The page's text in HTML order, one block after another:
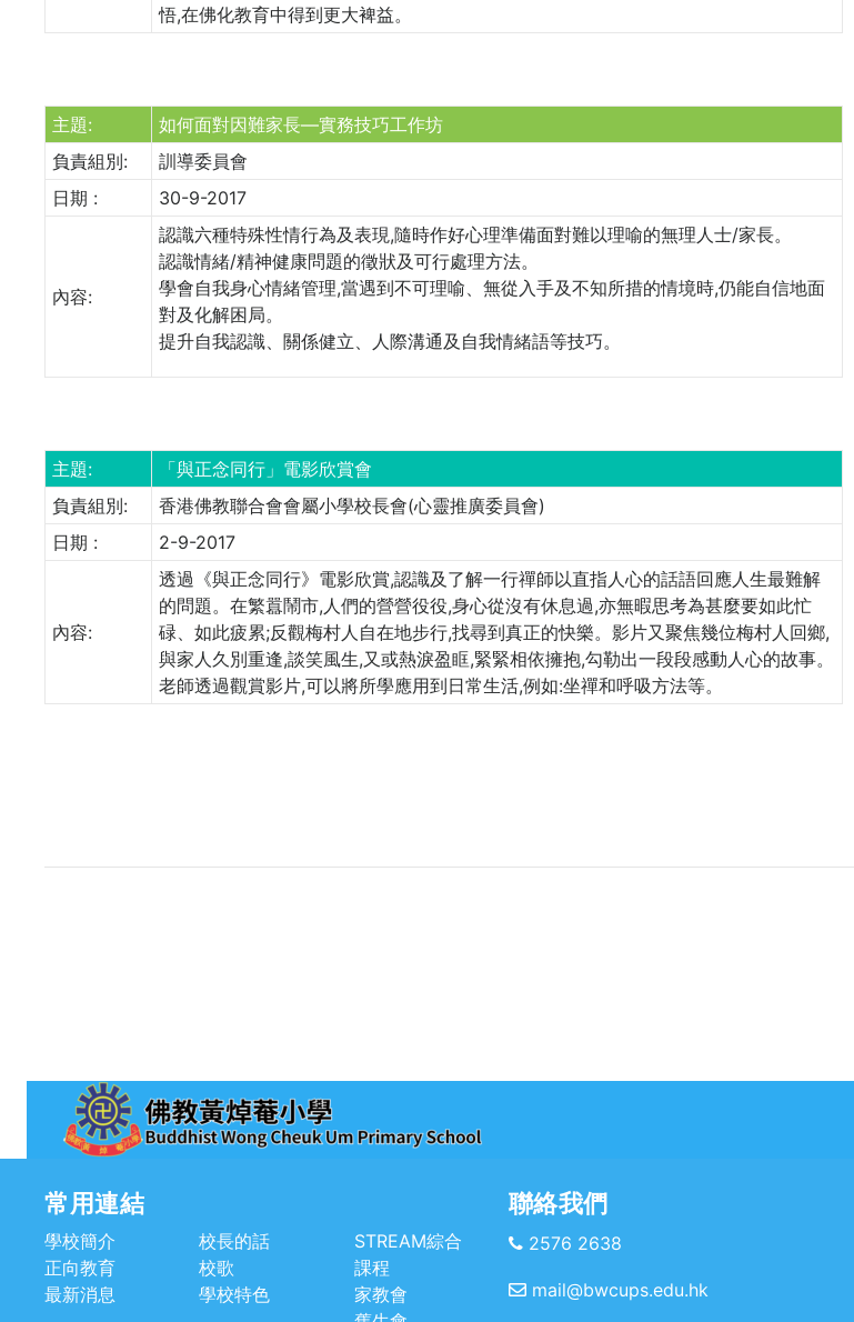
悟,在佛化教育中得到更大裨益。
主題:
如何面對因難家長—實務技巧工作坊
負責組別:
訓導委員會
日期 :
30-9-2017
內容:
認識六種特殊性情行為及表現,隨時作好心理準備面對難以理喻的無理人士/家長。
認識情緒/精神健康問題的徵狀及可行處理方法。
學會自我身心情緒管理,當遇到不可理喻、無從入手及不知所措的情境時,仍能自信地面
對及化解困局。
提升自我認識、關係健立、人際溝通及自我情緒語等技巧。
主題:
「與正念同行」電影欣賞會
負責組別:
香港佛教聯合會會屬小學校長會(心靈推廣委員會)
日期 :
2-9-2017
內容:
透過《與正念同行》電影欣賞,認識及了解一行禪師以直指人心的話語回應人生最難解
的問題。在繁囂鬧市,人們的營營役役,身心從沒有休息過,亦無暇思考為甚麼要如此忙
碌、如此疲累;反觀梅村人自在地步行,找尋到真正的快樂。影片又聚焦幾位梅村人回鄉,
與家人久別重逢,談笑風生,又或熱淚盈眶,緊緊相依擁抱,勾勒出一段段感動人心的故事。
老師透過觀賞影片,可以將所學應用到日常生活,例如:坐禪和呼吸方法等。
常用連結
學校簡介
正向教育
最新消息
校長的話
校歌
學校特色
STREAM綜合
課程
家教會
聯絡我們
2576 2638
mail@bwcups.edu.hk